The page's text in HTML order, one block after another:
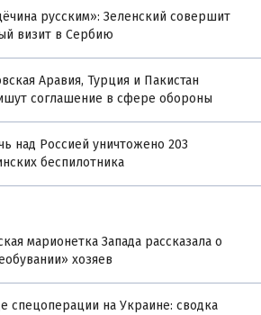
русским»: Зеленский совершит
визит в Сербию
Аравия, Турция и Пакистан
соглашение в сфере обороны
над Россией уничтожено 203
беспилотника
марионетка Запада рассказала о
хозяев
спецоперации на Украине: сводка